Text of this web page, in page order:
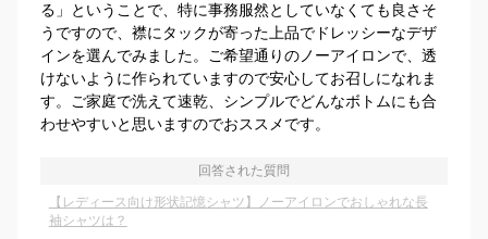
る」ということで、特に事務服然としていなくても良さそ
うですので、襟にタックが寄った上品でドレッシーなデザ
インを選んでみました。ご希望通りのノーアイロンで、透
けないように作られていますので安心してお召しになれま
す。ご家庭で洗えて速乾、シンプルでどんなボトムにも合
わせやすいと思いますのでおススメです。
回答された質問
【レディース向け形状記憶シャツ】ノーアイロンでおしゃれな長
袖シャツは？